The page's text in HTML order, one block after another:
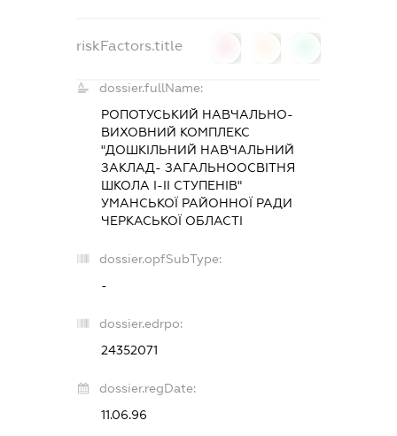
riskFactors.title
dossier.fullName:
РОПОТУСЬКИЙ НАВЧАЛЬНО-
ВИХОВНИЙ КОМПЛЕКС
"ДОШКІЛЬНИЙ НАВЧАЛЬНИЙ
ЗАКЛАД- ЗАГАЛЬНООСВІТНЯ
ШКОЛА І-ІІ СТУПЕНІВ"
УМАНСЬКОЇ РАЙОННОЇ РАДИ
ЧЕРКАСЬКОЇ ОБЛАСТІ
dossier.opfSubType:
-
dossier.edrpo:
24352071
dossier.regDate:
11.06.96